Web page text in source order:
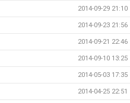
2014-09-29 21:10
2014-09-23 21:56
2014-09-21 22:46
2014-09-10 13:25
2014-05-03 17:35
2014-04-25 22:51